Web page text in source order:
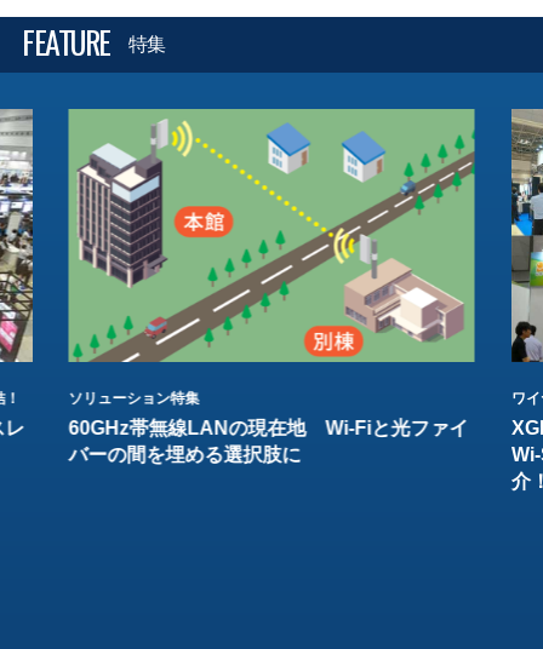
FEATURE 特集
レ
ソリューション特集
60GHz帯無線LANの現在地 Wi-Fiと光ファイ
バーの間を埋める選択肢に
ワ
介